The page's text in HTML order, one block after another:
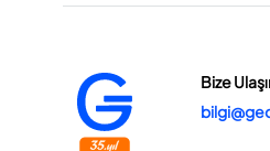
Bize